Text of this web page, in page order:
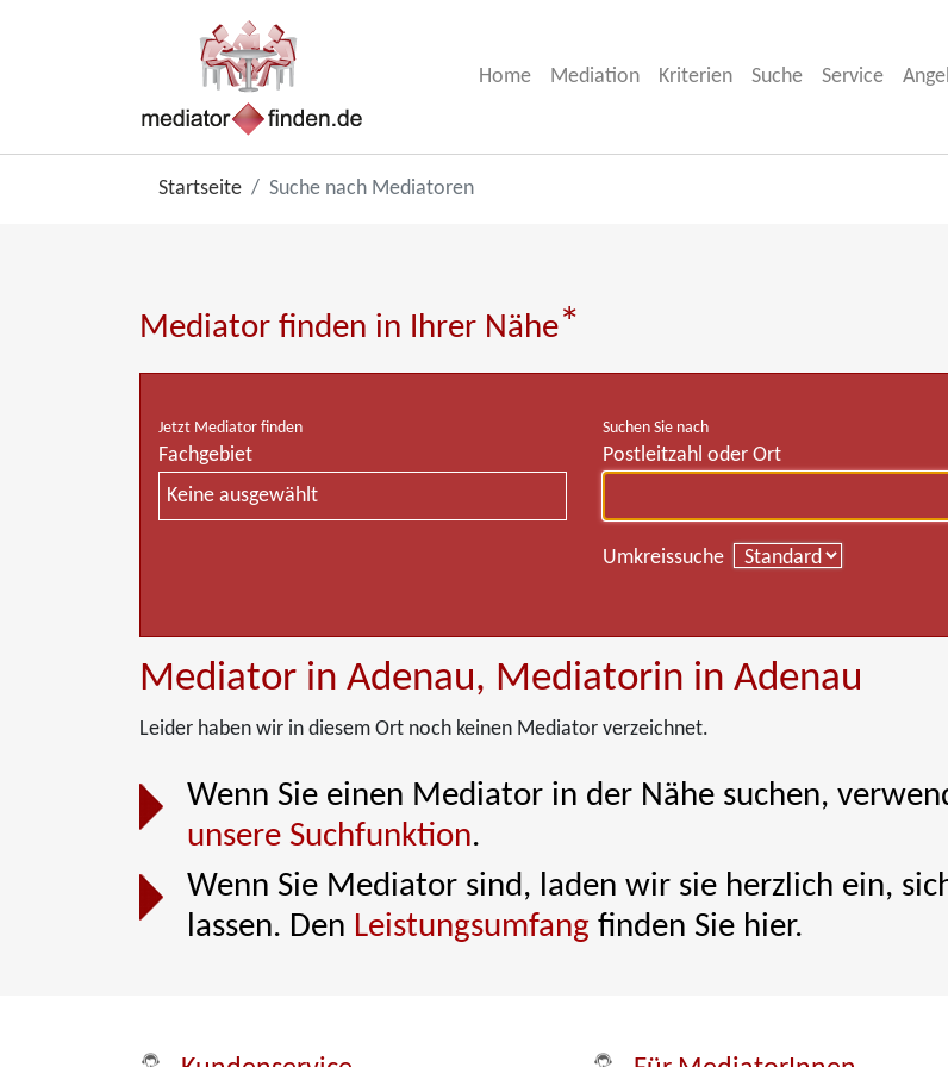
Home Mediation Kriterien Suche Service
Startseite Suche nach Mediatoren
Mediator finden in Ihrer Nähe*
Jetzt Mediator finden
Fachgebiet
Keine ausgewählt
Suchen Sie nach
Postleitzahl oder Ort
Umkreissuche
Mediator in Adenau, Mediatorin in Adenau
Leider haben wir in diesem Ort noch keinen Mediator verzeichnet.
Wenn Sie einen Mediator in der Nähe suchen,
unsere Suchfunktion.
Wenn Sie Mediator sind, laden wir sie herzlich ein,
lassen. Den Leistungsumfang finden Sie hier.